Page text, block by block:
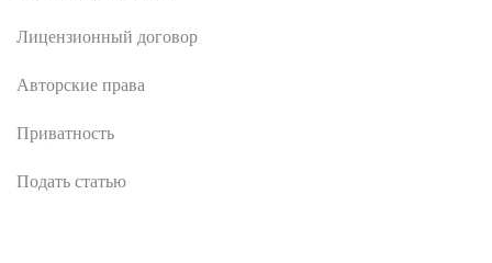
Лицензионный договор
Авторские права
Приватность
Подать статью